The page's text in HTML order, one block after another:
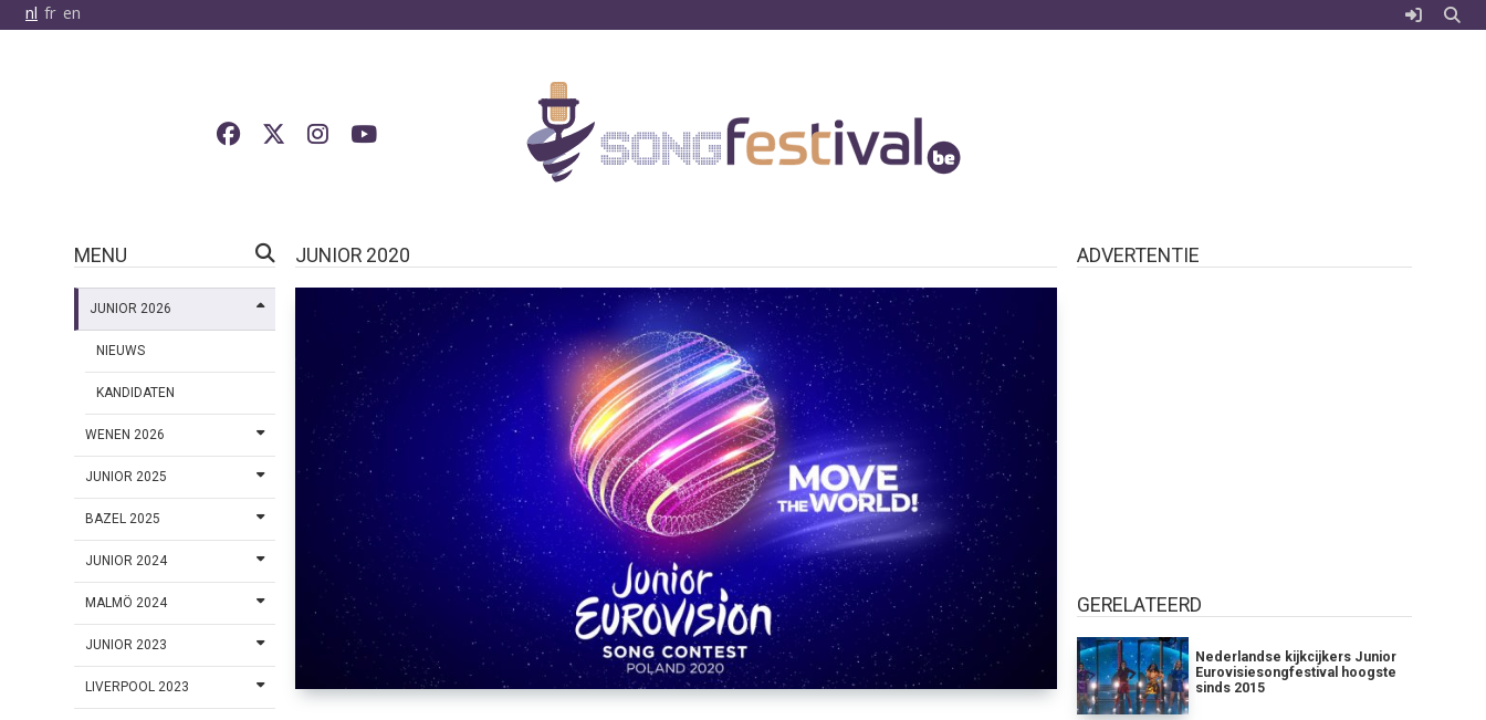
nl fr en
MENU
JUNIOR 2026
NIEUWS
KANDIDATEN
WENEN 2026
JUNIOR 2025
BAZEL 2025
JUNIOR 2024
MALMÖ 2024
JUNIOR 2023
LIVERPOOL 2023
JUNIOR 2020 ADVERTENTIE
GERELATEERD
Nederlandse kijkcijkers Junior
Eurovisiesongfestival hoogste
sinds 2015